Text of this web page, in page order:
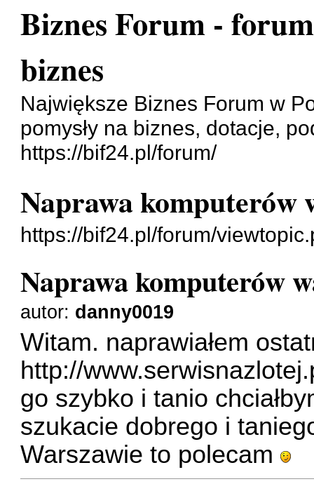
Biznes Forum -
biznes
Największe Biznes Forum w
pomysły na biznes, dotacje,
https://bif24.pl/forum/
Naprawa komputerów
https://bif24.pl/forum/
Naprawa komputerów
autor: danny0019
Witam. naprawiałem
http://
go szybko i tanio
szukacie dobrego i
Warszawie to polecam